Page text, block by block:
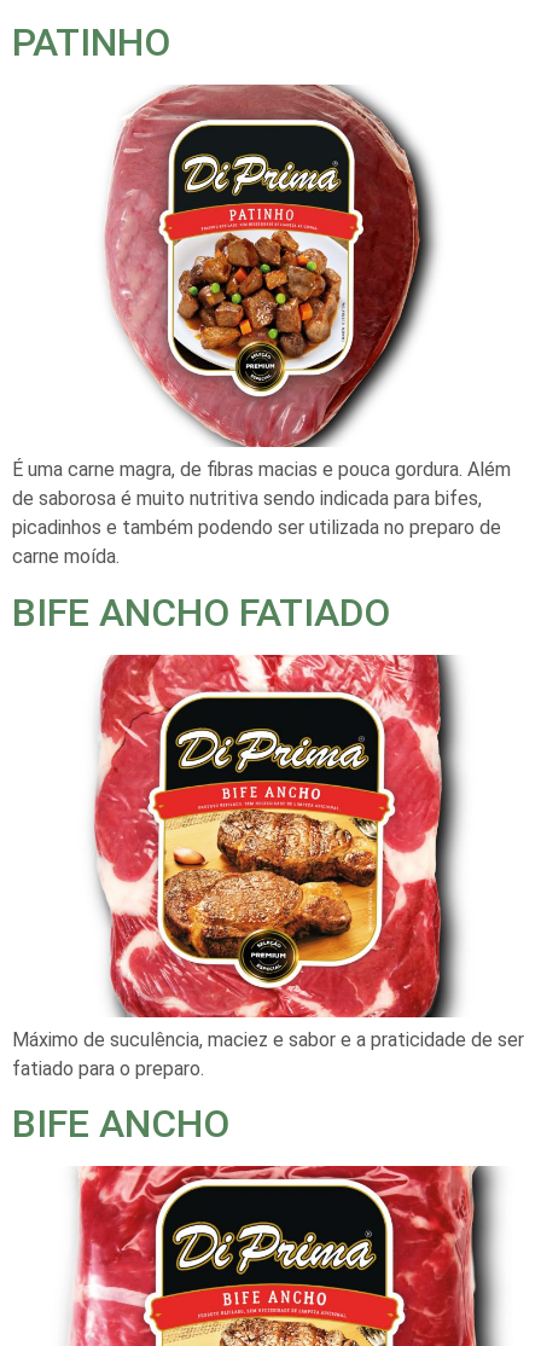
PATINHO
É uma carne magra, de fibras macias e pouca gordura. Além
de saborosa é muito nutritiva sendo indicada para bifes,
picadinhos e também podendo ser utilizada no preparo de
carne moída.
BIFE ANCHO FATIADO
Máximo de suculência, maciez e sabor e a praticidade de ser
fatiado para o preparo.
BIFE ANCHO